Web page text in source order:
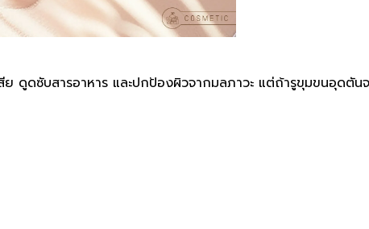
ย ดูดซับสารอาหาร และปกป้องผิวจากมลภาวะ แต่ถ้ารูขุมขนอุดตัน